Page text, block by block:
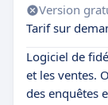
Version
Tarif sur
Logiciel de
et les ventes.
des enquêtes